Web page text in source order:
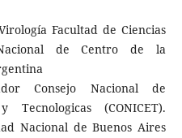
Facultad de Ciencias
de Centro de la
Consejo Nacional de
Tecnologicas (CONICET).
Nacional de Buenos Aires